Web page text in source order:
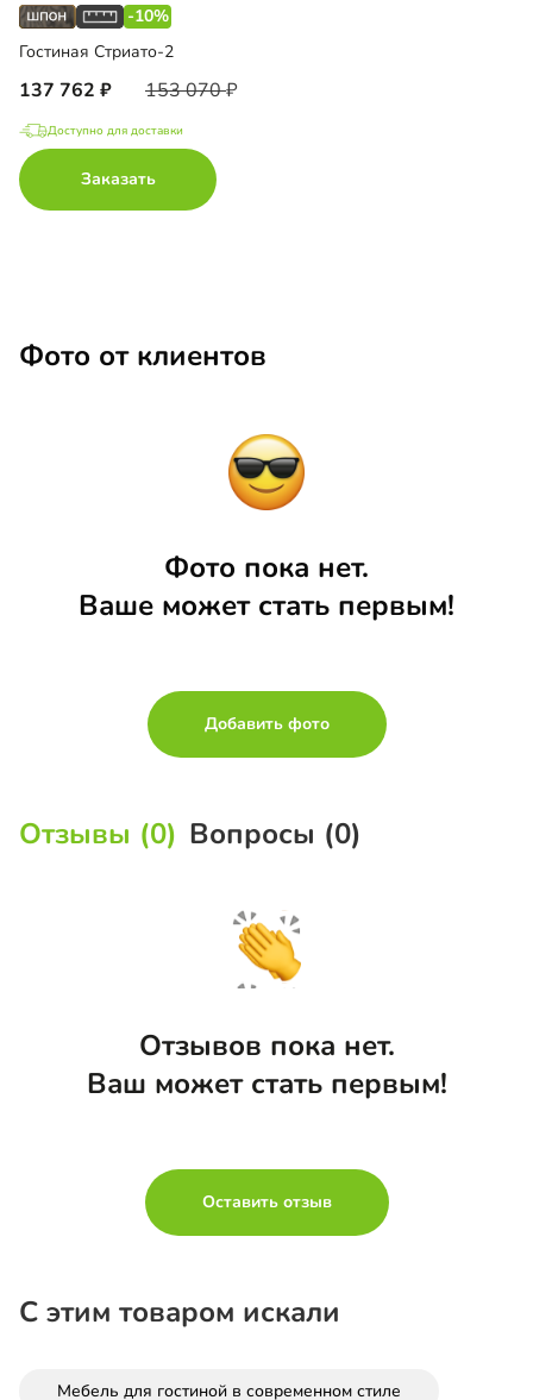
-10%
Гостиная Стриато-2
137 762 153 070
Доступно для доставки
Заказать
Фото от клиентов
Фото пока нет.
Ваше может стать первым!
Добавить фото
Отзывы (0) Вопросы (0)
Отзывов пока нет.
Ваш может стать первым!
Оставить отзыв
С этим товаром искали
Мебель для гостиной в современном стиле